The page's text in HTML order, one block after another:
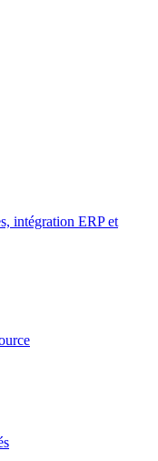
intégration ERP et